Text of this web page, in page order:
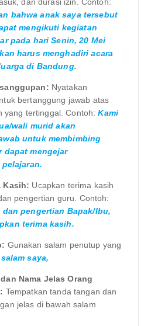
bahwa anak saya tersebut
mengikuti kegiatan
pada hari Senin, 20 Mei
harus menghadiri acara
di Bandung.
Nyatakan
bertanggung jawab atas
yang tertinggal. Contoh:Kami
wali murid akan
untuk membimbing
dapat mengejar
Kasih: Ucapkan terima kasih
pengertian guru. Contoh:
pengertian Bapak/Ibu,
terima kasih.
Gunakan salam penutup yang
salam saya,
Nama Jelas Orang
Tempatkan tanda tangan dan
jelas di bawah salam